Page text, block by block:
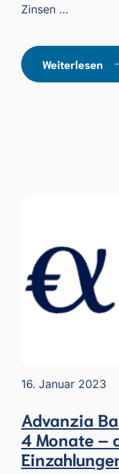
Zinsen …
Weiterlesen
16. Januar 2023
Advanzia
4 Monate –